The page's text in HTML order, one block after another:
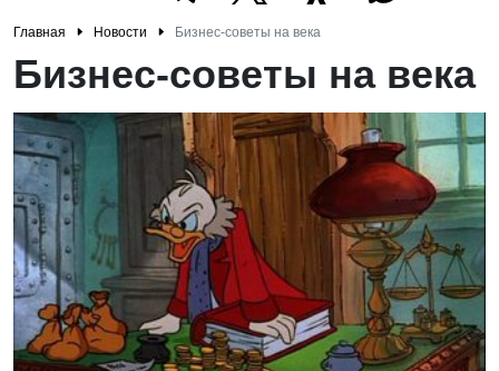
Главная Новости Бизнес-советы на века
Бизнес-советы на века